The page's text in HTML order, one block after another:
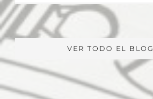
VER TODO EL BLOG